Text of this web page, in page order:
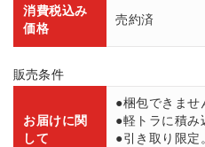
消費税込み
価格
売約済
販売条件
お届けに関
して
●梱包できませ
●軽トラに積み
●引き取り限定。